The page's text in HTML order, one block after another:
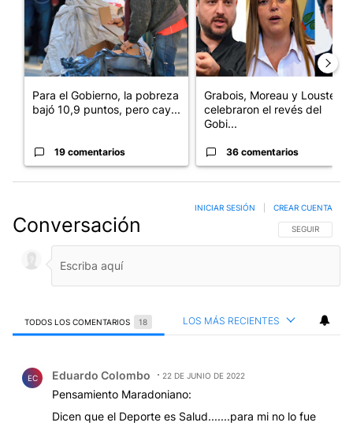
Para el Gobierno, la pobreza
bajó 10,9 puntos, pero cay...
19 comentarios
Grabois, Moreau y Lousteau
celebraron el revés del
Gobi...
36 comentarios
Conversación SIGA ESTA
SEGUIR
INICIAR SESIÓN CREAR CUENTA
TODOS LOS COMENTARIOS 18 LOS MÁS RECIENTES
EC Eduardo Colombo 22 DE JUNIO DE 2022
Pensamiento Maradoniano:
Dicen que el Deporte es Salud.......para mi no lo fue